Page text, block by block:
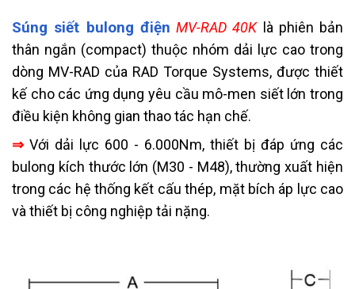
Súng siết bulong điện MV-RAD 40Klà phiên bản
thân ngắn (compact) thuộc nhóm dải lực cao trong
dòng MV-RAD của RAD Torque Systems, được thiết
kế cho các ứng dụng yêu cầu mô-men siết lớn trong
điều kiện không gian thao tác hạn chế.
⇒ Với dải lực 600 - 6.000Nm, thiết bị đáp ứng các
bulong kích thước lớn (M30 - M48), thường xuất hiện
trong các hệ thống kết cấu thép, mặt bích áp lực cao
và thiết bị công nghiệp tải nặng.